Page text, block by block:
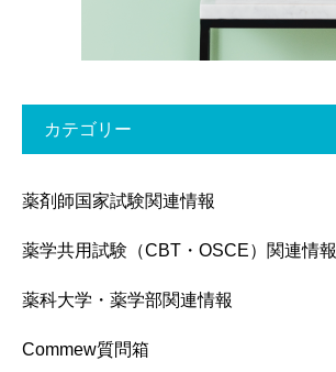
カテゴリー
薬剤師国家試験関連情報
薬学共用試験（CBT・OSCE）関連情報
薬科大学・薬学部関連情報
Commew質問箱